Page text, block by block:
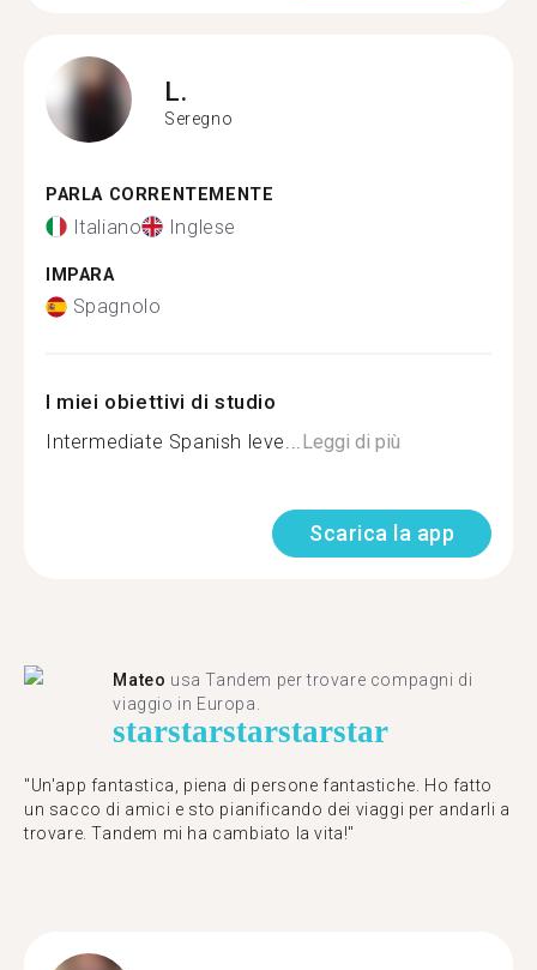
L.
Seregno
PARLA CORRENTEMENTE
Italiano Inglese
IMPARA
Spagnolo
I miei obiettivi di studio
Intermediate Spanish leve...Leggi di più
Scarica la app
Mateo usa Tandem per trovare compagni di
viaggio in Europa.
starstarstarstarstar
"Un'app fantastica, piena di persone fantastiche. Ho fatto
un sacco di amici e sto pianificando dei viaggi per andarli a
trovare. Tandem mi ha cambiato la vita!"